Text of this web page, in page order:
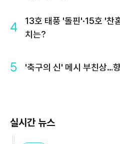
4
13호 태풍 '돌핀'·15호 '찬
치는?
5 '축구의 신' 메시 부친상…
실시간 뉴스